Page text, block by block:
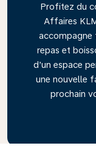
Profitez du
Affaires
accompagne
repas et
d’un espace
une nouvelle
prochain